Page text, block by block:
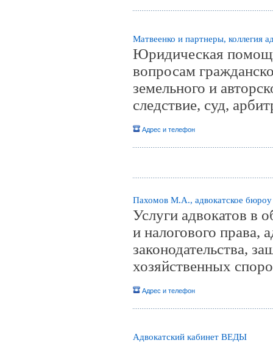
Матвеенко и партнеры, коллегия
Юридическая
вопросам
земельного и
следствие, суд,
Адрес и телефон
Пахомов М.А., адвокатское бюроy
Услуги адвокатов в
и налогового права,
законодательства,
хозяйственных
Адрес и телефон
Адвокатский кабинет ВЕДЫ